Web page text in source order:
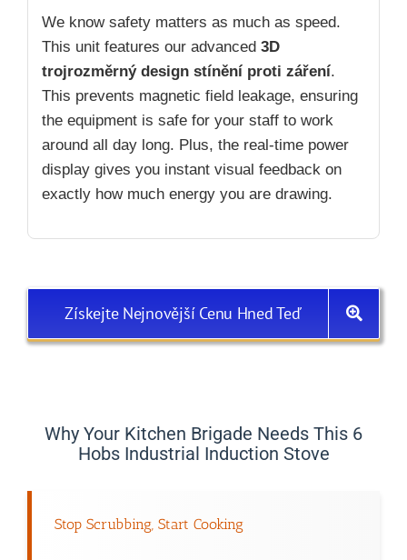
We know safety matters as much as speed.
This unit features our advanced 3D
trojrozměrný design stínění proti záření.
This prevents magnetic field leakage, ensuring
the equipment is safe for your staff to work
around all day long. Plus, the real-time power
display gives you instant visual feedback on
exactly how much energy you are drawing.
Získejte Nejnovější Cenu Hned Teď
Why Your Kitchen Brigade Needs This 6
Hobs Industrial Induction Stove
Stop Scrubbing, Start Cooking